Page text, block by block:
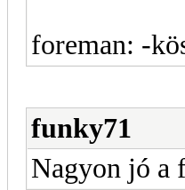
foreman: -
funky71
Nagyon jó a